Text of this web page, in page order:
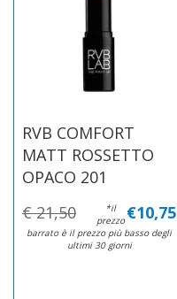
RVB COMFORT
MATT ROSSETTO
OPACO 201
€ 21,50 €10,75
*il
prezzo
barrato è il prezzo più basso degli
ultimi 30 giorni